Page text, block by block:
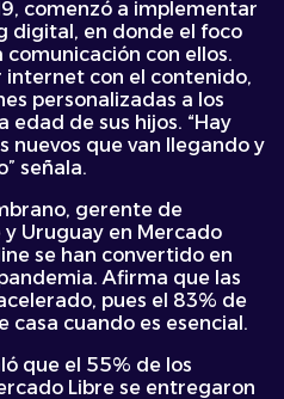
comenzó a implementar
digital, en donde el foco
con ellos.
internet con el contenido,
personalizadas a los
edad de sus hijos. “Hay
nuevos que van llegando y
señala.
gerente de
Uruguay en Mercado
se han convertido en
Afirma que las
pues el 83% de
casa cuando es esencial.
que el 55% de los
Libre se entregaron